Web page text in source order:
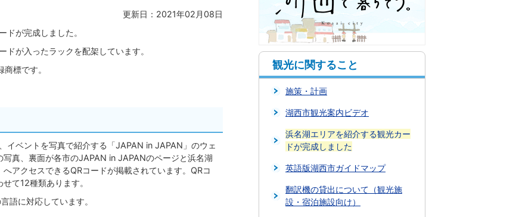
更新日：2021年02月08日
ドが完成しました。
が入ったラックを配架しています。
標です。
イベントを写真で紹介する「JAPAN in JAPAN」のウェ
真、裏面が各市のJAPAN in JAPANのページと浜名湖
アクセスできるQRコードが掲載されています。QRコ
て12種類あります。
語に対応しています。
観光に関すること
施策・計画
湖西市観光案内ビデオ
浜名湖エリアを紹介する観光カー
ドが完成しました
英語版湖西市ガイドマップ
翻訳機の貸出について（観光施
設・宿泊施設向け）